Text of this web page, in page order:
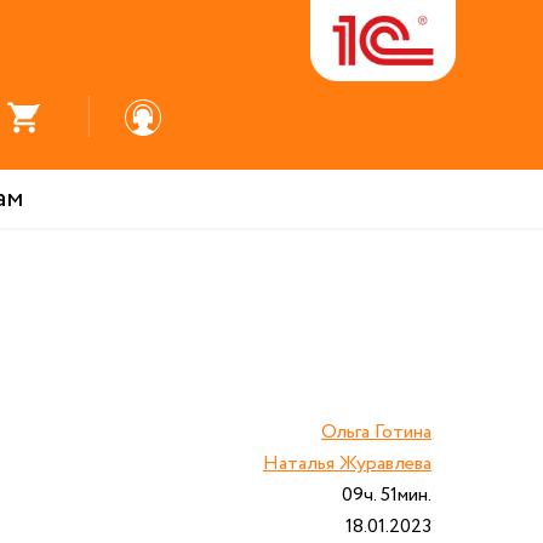
Ольга Готина
Наталья Журавлева
09ч. 51мин.
18.01.2023